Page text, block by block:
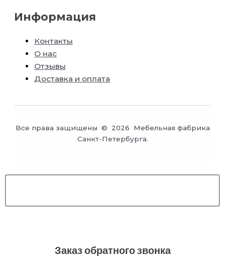
Информация
Контакты
О нас
Отзывы
Доставка и оплата
Все права защищены © 2026 Мебельная фабрика
Санкт-Петербурга.
Заказ обратного звонка